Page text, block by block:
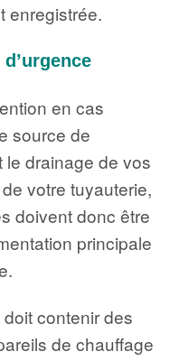
enregistrée.
en cas
source de
drainage de vos
votre tuyauterie,
doivent donc être
principale
contenir des
de chauffage